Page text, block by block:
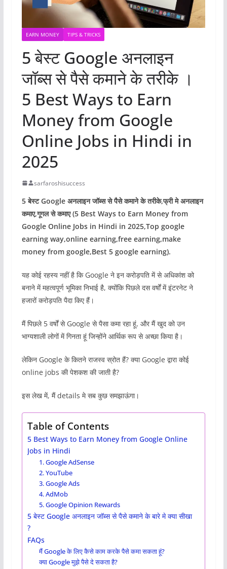
EARN MONEY TIPS & TRICKS
5 बेस्ट Google अनलाइन
जॉब्स से पैसे कमाने के तरीके ।
5 Best Ways to Earn
Money from Google
Online Jobs in Hindi in
2025
sarfaroshisuccess
5 बेस्ट Google अनलाइन जॉब्स से पैसे कमाने के तरीके,फ्री मे अनलाइन
कमाए,गूगल से कमाए (5 Best Ways to Earn Money from
Google Online Jobs in Hindi in 2025,Top google
earning way,online earning,free earning,make
money from google,Best 5 google earning).
यह कोई रहस्य नहीं है कि Google ने इन करोड़पति में से अधिकांश को
बनाने में महत्वपूर्ण भूमिका निभाई है, क्योंकि पिछले दस वर्षों में इंटरनेट ने
हजारों करोड़पति पैदा किए हैं।
मैं पिछले 5 वर्षों से Google से पैसा कमा रहा हूं, और मैं खुद को उन
भाग्यशाली लोगों में गिनता हूं जिन्होंने आर्थिक रूप से अच्छा किया है।
लेकिन Google के कितने राजस्व स्रोत हैं? क्या Google द्वारा कोई
online jobs की पेशकश की जाती है?
इस लेख में, मैं details मे सब कुछ समझाऊंगा।
Table of Contents
5 Best Ways to Earn Money from Google Online
Jobs in Hindi
1. Google AdSense
2. YouTube
3. Google Ads
4. AdMob
5. Google Opinion Rewards
5 बेस्ट Google अनलाइन जॉब्स से पैसे कमाने के बारे मे क्या सीखा
?
FAQs
मैं Google के लिए कैसे काम करके पैसे कमा सकता हूं?
क्या Google मुझे पैसे दे सकता है?